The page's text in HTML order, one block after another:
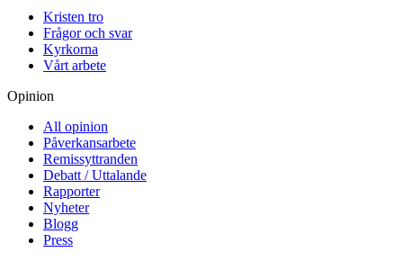
Kristen tro
Frågor och svar
Kyrkorna
Vårt arbete
Opinion
All opinion
Påverkansarbete
Remissyttranden
Debatt / Uttalande
Rapporter
Nyheter
Blogg
Press